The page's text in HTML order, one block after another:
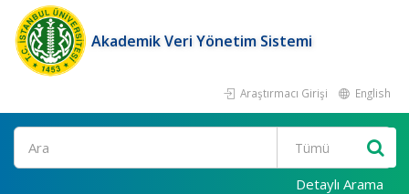
Akademik Veri Yönetim Sistemi
Araştırmacı Girişi English
Ara
Detaylı Arama